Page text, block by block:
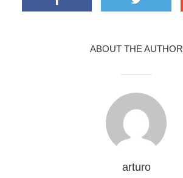
ABOUT THE AUTHOR
arturo